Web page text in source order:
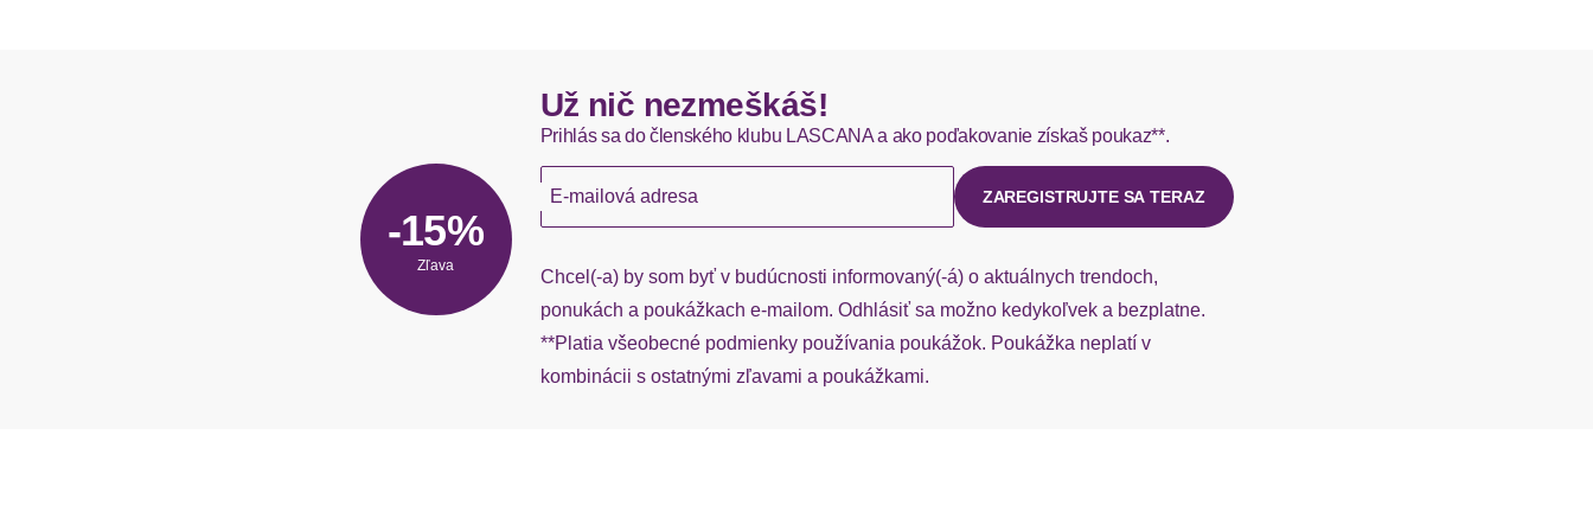
Okamžite dostupné položky sú zvyčajne doručené kuriérom Hermes do 1-3 pracovných dní.
Ak chýba návratový štítok, môžete si kedykoľvek požiadať o nový u našej zákazníckej služby.
-15%
Zľava
Už nič nezmeškáš!
Prihlás sa do členského klubu LASCANA a ako poďakovanie získaš poukaz**.
E-mailová adresa ZAREGISTRUJTE SA TERAZ
Chcel(-a) by som byť v budúcnosti informovaný(-á) o aktuálnych trendoch,
ponukách a poukážkach e-mailom. Odhlásiť sa možno kedykoľvek a bezplatne.
**Platia všeobecné podmienky používania poukážok. Poukážka neplatí v
kombinácii s ostatnými zľavami a poukážkami.